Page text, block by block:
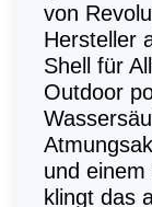
von
Hersteller
Shell für
Outdoor
und
klingt das